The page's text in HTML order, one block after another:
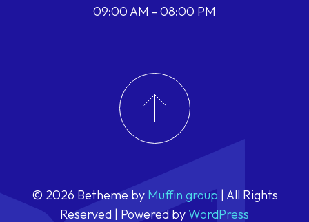
09:00 AM - 08:00 PM
© 2026 Betheme by Muffin group | All Rights
Reserved | Powered byWordPress